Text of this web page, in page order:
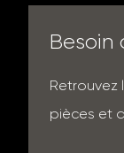
Besoin
Retrouvez
pièces et